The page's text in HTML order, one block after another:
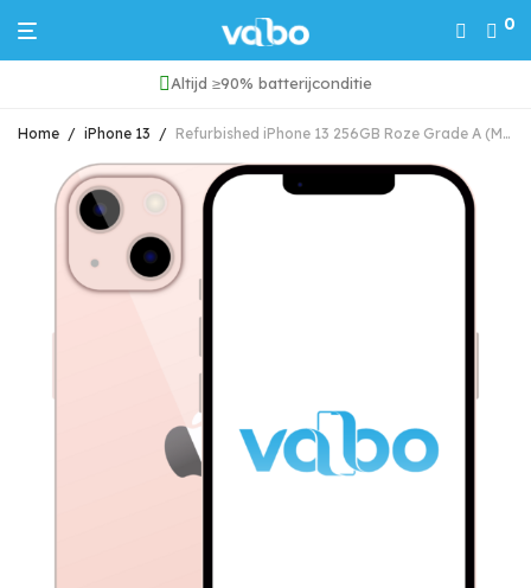
0
Altijd ≥90% batterijconditie
Home / iPhone 13 / Refurbished iPhone 13 256GB Roze Grade A (Marge)